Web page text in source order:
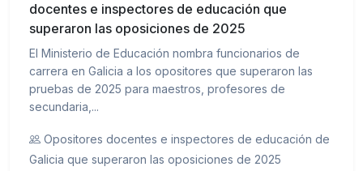
docentes e inspectores de educación que
superaron las oposiciones de 2025
El Ministerio de Educación nombra funcionarios de
carrera en Galicia a los opositores que superaron las
pruebas de 2025 para maestros, profesores de
secundaria,...
Opositores docentes e inspectores de educación de
Galicia que superaron las oposiciones de 2025